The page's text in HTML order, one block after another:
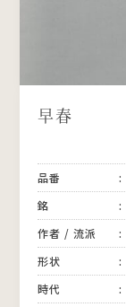
早春
品番
銘
作者 / 流派
形状
時代